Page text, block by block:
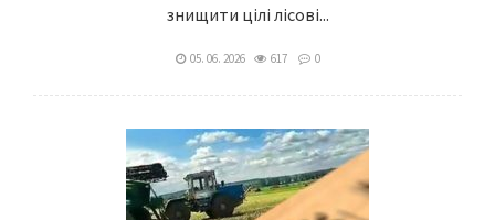
знищити цілі лісові...
05. 06. 2026 617 0